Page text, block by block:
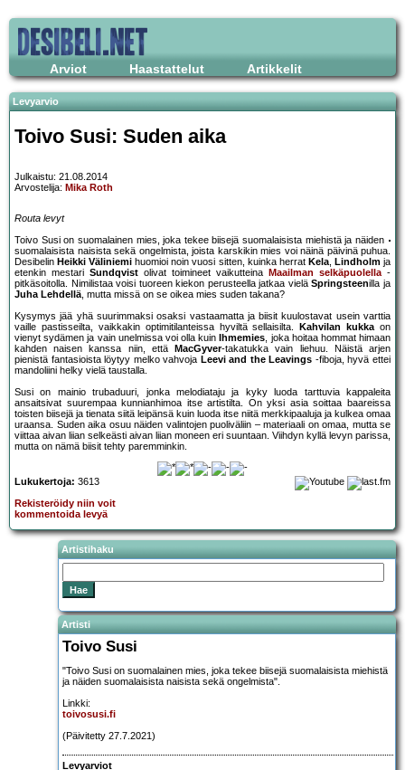
Arviot Haastattelut Artikkelit
Levyarvio
Toivo Susi: Suden aika
Julkaistu: 21.08.2014
Arvostelija: Mika Roth
Routa levyt
Toivo Susi on suomalainen mies, joka tekee biisejä suomalaisista miehistä ja näiden
suomalaisista naisista sekä ongelmista, joista karskikin mies voi näinä päivinä puhua.
Desibelin Heikki Väliniemi huomioi noin vuosi sitten, kuinka herrat Kela, Lindholmja
etenkin mestari Sundqvist olivat toimineet vaikutteina Maailman selkäpuolella-
pitkäsoitolla. Nimilistaa voisi tuoreen kiekon perusteella jatkaa vieläSpringsteenilla ja
Juha Lehdellä, mutta missä on se oikea mies suden takana?
Kysymys jää yhä suurimmaksi osaksi vastaamatta ja biisit kuulostavat usein varttia
vaille pastisseilta, vaikkakin optimitilanteissa hyviltä sellaisilta.
Kahvilan kukkaon
vienyt sydämen ja vain unelmissa voi olla kuin
Ihmemies, joka hoitaa hommat himaan
kahden naisen kanssa niin, että
MacGyver-takatukka vain liehuu. Näistä arjen
pienistä fantasioista löytyy melko vahvoja Leevi and the Leavings -fiboja, hyvä ettei
mandoliini helky vielä taustalla.
Susi on mainio trubaduuri, jonka melodiataju ja kyky luoda tarttuvia kappaleita
ansaitsivat suurempaa kunnianhimoa itse artistilta. On yksi asia soittaa baareissa
toisten biisejä ja tienata siitä leipänsä kuin luoda itse niitä merkkipaaluja ja kulkea omaa
uraansa. Suden aika osuu näiden valintojen puoliväliin – materiaali on omaa, mutta se
viittaa aivan liian selkeästi aivan liian moneen eri suuntaan. Viihdyn kyllä levyn parissa,
mutta on nämä biisit tehty paremminkin.
Lukukertoja: 3613
Rekisteröidy niin voit
kommentoida levyä
Artistihaku
Artisti
Toivo Susi
"Toivo Susi on suomalainen mies, joka tekee biisejä suomalaisista miehistä
ja näiden suomalaisista naisista sekä ongelmista".
Linkki:
toivosusi.fi
(Päivitetty 27.7.2021)
Levyarviot